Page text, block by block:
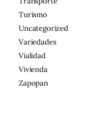
Turismo
Uncategorized
Variedades
Vialidad
Vivienda
Zapopan